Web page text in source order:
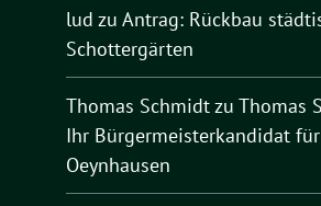
lud zu Antrag: Rückbau
Schottergärten
Thomas Schmidtzu Thomas
Ihr Bürgermeisterkandidat
Oeynhausen